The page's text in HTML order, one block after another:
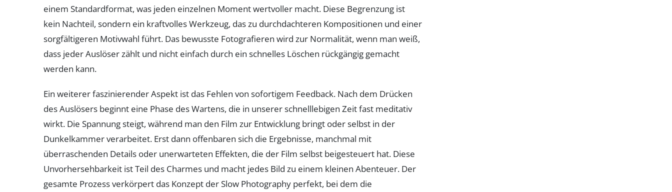
einem Standardformat, was jeden einzelnen Moment wertvoller macht. Diese Begrenzung ist
kein Nachteil, sondern ein kraftvolles Werkzeug, das zu durchdachteren Kompositionen und einer
sorgfältigeren Motivwahl führt. Das bewusste Fotografieren wird zur Normalität, wenn man weiß,
dass jeder Auslöser zählt und nicht einfach durch ein schnelles Löschen rückgängig gemacht
werden kann.
Ein weiterer faszinierender Aspekt ist das Fehlen von sofortigem Feedback. Nach dem Drücken
des Auslösers beginnt eine Phase des Wartens, die in unserer schnelllebigen Zeit fast meditativ
wirkt. Die Spannung steigt, während man den Film zur Entwicklung bringt oder selbst in der
Dunkelkammer verarbeitet. Erst dann offenbaren sich die Ergebnisse, manchmal mit
überraschenden Details oder unerwarteten Effekten, die der Film selbst beigesteuert hat. Diese
Unvorhersehbarkeit ist Teil des Charmes und macht jedes Bild zu einem kleinen Abenteuer. Der
gesamte Prozess verkörpert das Konzept der Slow Photography perfekt, bei dem die